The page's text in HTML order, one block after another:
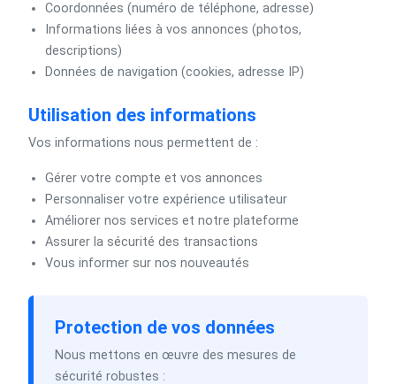
Coordonnées (numéro de téléphone, adresse)
Informations liées à vos annonces (photos,
descriptions)
Données de navigation (cookies, adresse IP)
Utilisation des informations
Vos informations nous permettent de :
Gérer votre compte et vos annonces
Personnaliser votre expérience utilisateur
Améliorer nos services et notre plateforme
Assurer la sécurité des transactions
Vous informer sur nos nouveautés
Protection de vos données
Nous mettons en œuvre des mesures de
sécurité robustes :